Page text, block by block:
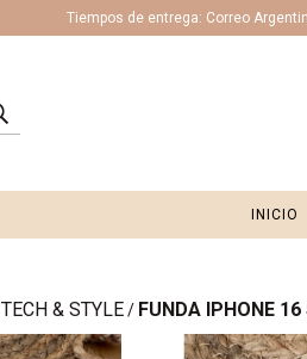
Tiempos de entrega: Correo
INICIO
TECH & STYLE/ FUNDA IPHONE 16